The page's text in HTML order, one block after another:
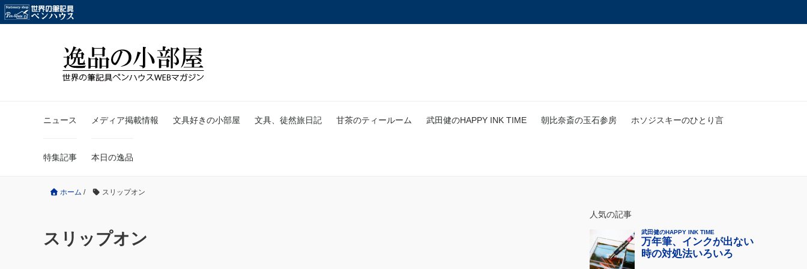
ニュース メディア掲載情報 文具好きの小部屋 文具、徒然旅日記 甘茶のティールーム 武田健のHAPPY INK TIME 朝比奈斎の玉石参房 ホソジスキーのひとり言
特集記事 本日の逸品
ホーム / スリップオン
スリップオン
人気の記事